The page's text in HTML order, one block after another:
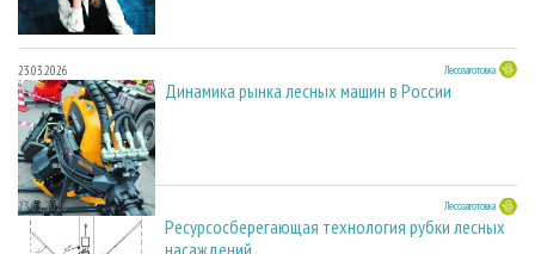
23.03.2026 Лесозаготовка
Динамика рынка лесных машин в России
23.03.2026 Лесозаготовка
Ресурсосберегающая технология рубки лесных